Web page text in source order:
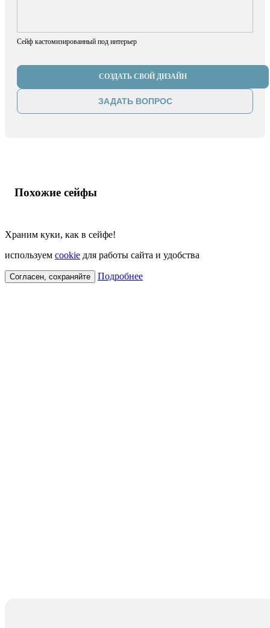
Сейф кастомизированный под интерьер
СОЗДАТЬ СВОЙ ДИЗАЙН
ЗАДАТЬ ВОПРОС
Похожие сейфы
Храним куки, как в сейфе!
используем cookie для работы сайта и удобства
Согласен, сохраняйте Подробнее